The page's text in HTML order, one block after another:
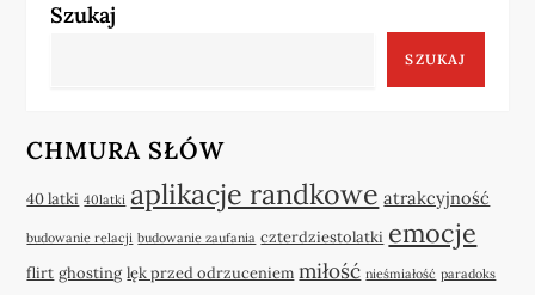
Szukaj
SZUKAJ
CHMURA SŁÓW
40 latki 40latki aplikacje randkowe atrakcyjność
budowanie relacji budowanie zaufania czterdziestolatki emocje
flirt ghosting lęk przed odrzuceniem miłość nieśmiałość paradoks